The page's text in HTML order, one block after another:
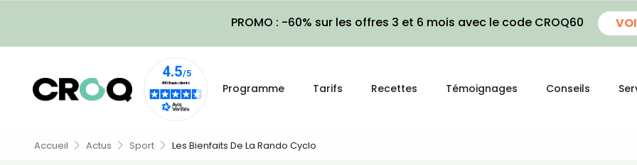
PROMO : -60% sur les offres 3 et 6 mois avec le code CROQ60
Programme Tarifs Recettes Témoignages Conseils
Accueil Actus Sport Les Bienfaits De La Rando Cyclo